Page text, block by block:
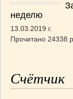
неделю
13.03.2019 г.
Прочитано 24338
Счётчик